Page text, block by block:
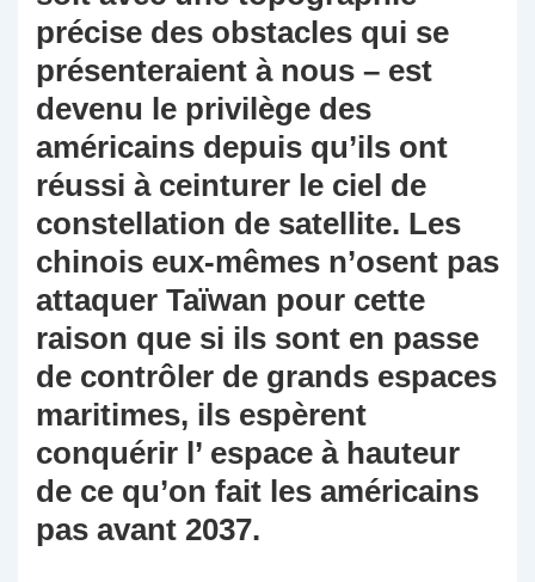
précise des obstacles qui se
présenteraient à nous – est
devenu le privilège des
américains depuis qu’ils ont
réussi à ceinturer le ciel de
constellation de satellite. Les
chinois eux-mêmes n’osent pas
attaquer Taïwan pour cette
raison que si ils sont en passe
de contrôler de grands espaces
maritimes, ils espèrent
conquérir l’ espace à hauteur
de ce qu’on fait les américains
pas avant 2037.